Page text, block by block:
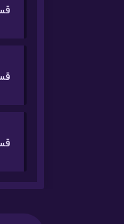
قسمت
قسمت
قسمت